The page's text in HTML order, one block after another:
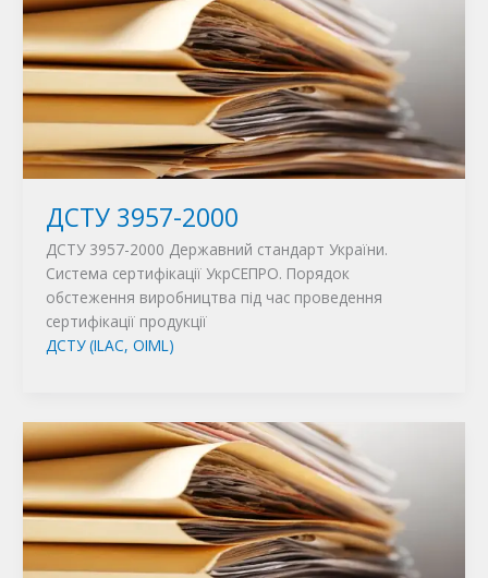
ДСТУ 3957-2000
ДСТУ 3957-2000 Державний стандарт України.
Система сертифікації УкрСЕПРО. Порядок
обстеження виробництва під час проведення
сертифікації продукції
ДСТУ (ILAC, OIML)